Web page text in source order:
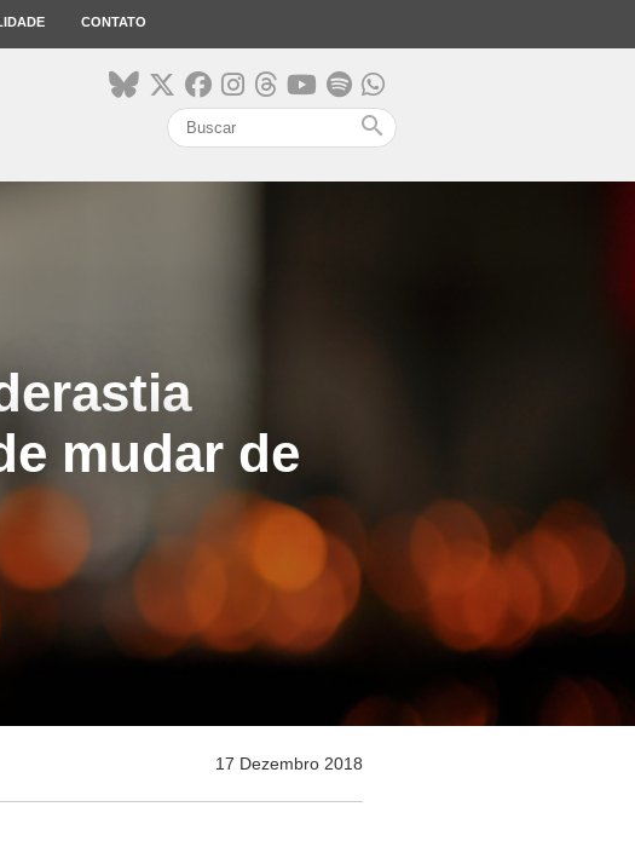
CONTATO
search
mudar de
17 Dezembro 2018